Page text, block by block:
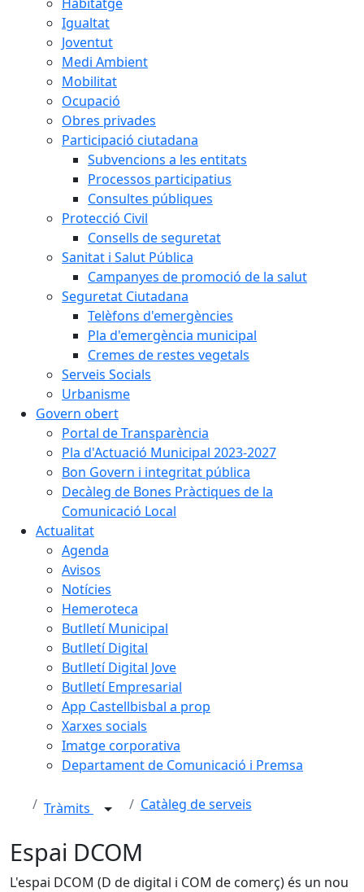
Igualtat
Joventut
Medi Ambient
Mobilitat
Ocupació
Obres privades
Participació ciutadana
Subvencions a les entitats
Processos participatius
Consultes públiques
Protecció Civil
Consells de seguretat
Sanitat i Salut Pública
Campanyes de promoció de la salut
Seguretat Ciutadana
Telèfons d'emergències
Pla d'emergència municipal
Cremes de restes vegetals
Serveis Socials
Urbanisme
Govern obert
Portal de Transparència
Pla d'Actuació Municipal 2023-2027
Bon Govern i integritat pública
Decàleg de Bones Pràctiques de la
Comunicació Local
Actualitat
Agenda
Avisos
Notícies
Hemeroteca
Butlletí Municipal
Butlletí Digital
Butlletí Digital Jove
Butlletí Empresarial
App Castellbisbal a prop
Xarxes socials
Imatge corporativa
Departament de Comunicació i Premsa
Tràmits Catàleg de serveis
Espai DCOM
L'espai DCOM (D de digital i COM de comerç) és un nou